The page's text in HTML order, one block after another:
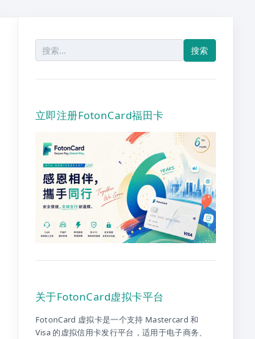
索：
立即注册FotonCard福田卡
关于FotonCard虚拟卡平台
FotonCard 虚拟卡是一个支持 Mastercard 和
Visa 的虚拟信用卡发行平台，适用于电子商务、